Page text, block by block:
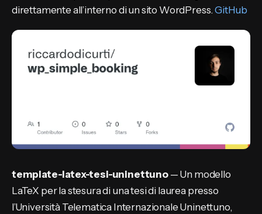
direttamente all’interno di un sito WordPress.GitHub
template-latex-tesi-uninettuno— Un modello
LaTeX per la stesura di una tesi di laurea presso
l’Università Telematica Internazionale Uninettuno,